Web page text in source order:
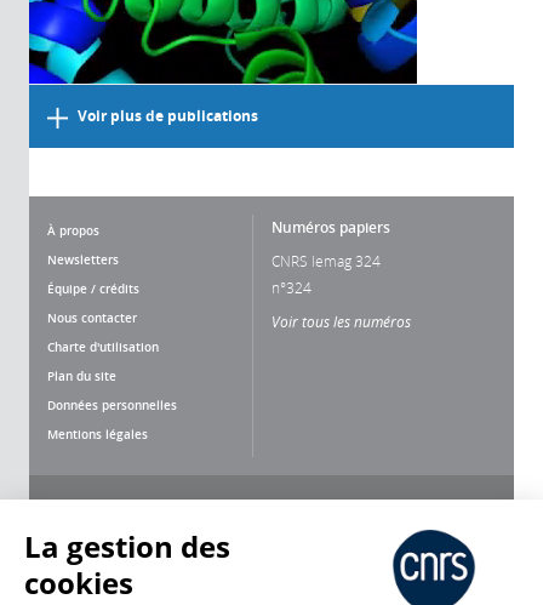
Voir plus de publications
À propos
Newsletters
Équipe / crédits
Nous contacter
Charte d'utilisation
Plan du site
Données personnelles
Mentions légales
Numéros papiers
CNRS lemag 324
n°324
Voir tous les numéros
La gestion des
cookies